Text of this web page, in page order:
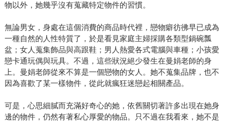
物以外，她幾乎沒有蒐藏特定物件的習慣。
無論男女，身處在這個消費的商品時代裡，戀物癖彷彿早已成為
一種自然的人性特質了，於是看見家庭主婦採購各類型鍋碗瓢
盆；女人蒐集飾品與高跟鞋；男人熱愛各式電腦與車種；小孩愛
戀卡通玩偶與玩具。不過，這些狀況絕少發生在曼娟老師的身
上。曼娟老師從來不算是一個戀物的女人。她不蒐集品牌，也不
因為喜歡了某一樣物件，從此就瘋狂迷戀起相關產品。
可是，心思細膩而充滿好奇心的她，依舊關切著許多出現在她身
邊的物件，仍然有著私心厚愛的物品。只不過在我看來，她不是